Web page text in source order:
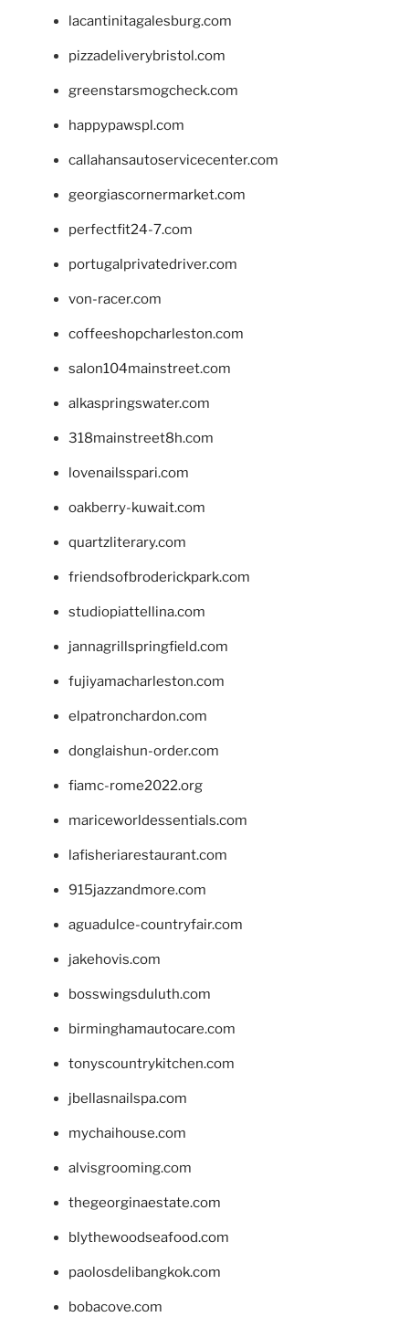
lacantinitagalesburg.com
pizzadeliverybristol.com
greenstarsmogcheck.com
happypawspl.com
callahansautoservicecenter.com
georgiascornermarket.com
perfectfit24-7.com
portugalprivatedriver.com
von-racer.com
coffeeshopcharleston.com
salon104mainstreet.com
alkaspringswater.com
318mainstreet8h.com
lovenailsspari.com
oakberry-kuwait.com
quartzliterary.com
friendsofbroderickpark.com
studiopiattellina.com
jannagrillspringfield.com
fujiyamacharleston.com
elpatronchardon.com
donglaishun-order.com
fiamc-rome2022.org
mariceworldessentials.com
lafisheriarestaurant.com
915jazzandmore.com
aguadulce-countryfair.com
jakehovis.com
bosswingsduluth.com
birminghamautocare.com
tonyscountrykitchen.com
jbellasnailspa.com
mychaihouse.com
alvisgrooming.com
thegeorginaestate.com
blythewoodseafood.com
paolosdelibangkok.com
bobacove.com